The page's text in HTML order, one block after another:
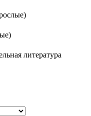
литература